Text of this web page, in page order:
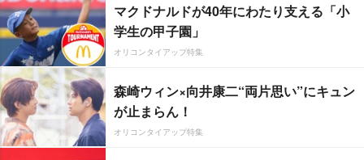
マクドナルドが40年にわたり支える「小
学生の甲子園」
オリコンタイアップ特集
森崎ウィン×向井康二“両片思い”にキュン
が止まらん！
オリコンタイアップ特集